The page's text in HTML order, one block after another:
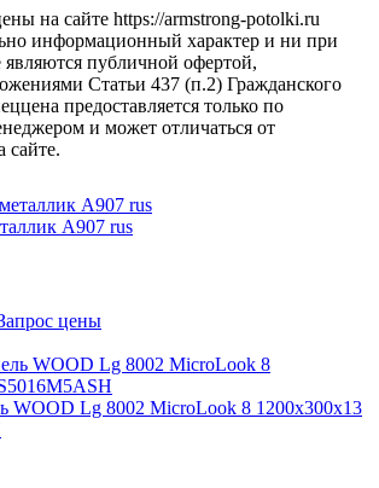
на сайте https://armstrong-potolki.ru
информационный характер и ни при
являются публичной офертой,
Статьи 437 (п.2) Гражданского
предоставляется только по
и может отличаться от
сайте.
А907 rus
цены
WOOD Lg 8002 MicroLook 8 1200x300x13